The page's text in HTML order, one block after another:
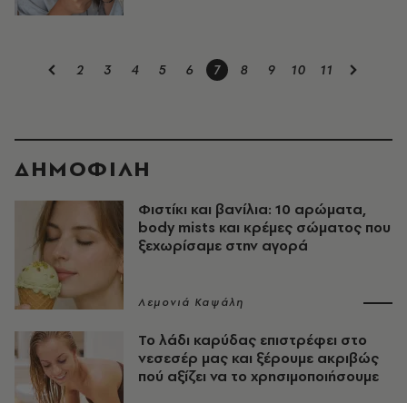
2 3 4 5 6 7 8 9 10 11
ΔΗΜΟΦΙΛΗ
Φιστίκι και βανίλια: 10 αρώματα,
body mists και κρέμες σώματος που
ξεχωρίσαμε στην αγορά
Λεμονιά Καψάλη
Το λάδι καρύδας επιστρέφει στο
νεσεσέρ μας και ξέρουμε ακριβώς
πού αξίζει να το χρησιμοποιήσουμε